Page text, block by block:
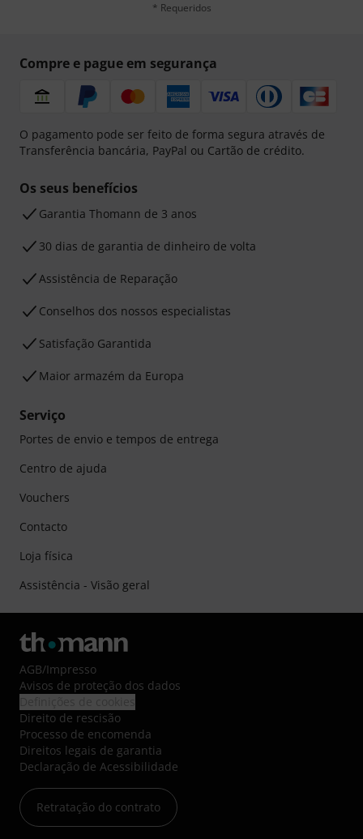
* Requeridos
Compre e pague em segurança
O pagamento pode ser feito de forma segura através de
Transferência bancária, PayPal ou Cartão de crédito.
Os seus benefícios
Garantia Thomann de 3 anos
30 dias de garantia de dinheiro de volta
Assistência de Reparação
Conselhos dos nossos especialistas
Satisfação Garantida
Maior armazém da Europa
Serviço
Portes de envio e tempos de entrega
Centro de ajuda
Vouchers
Contacto
Loja física
Assistência - Visão geral
AGB/Impresso
Avisos de proteção dos dados
Direito de rescisão
Processo de encomenda
Direitos legais de garantia
Declaração de Acessibilidade
Retratação do contrato